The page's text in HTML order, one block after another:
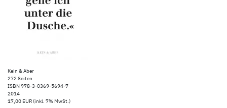
Kein & Aber
272 Seiten
ISBN 978-3-0369-5694-7
2014
17,00 EUR (inkl. 7% MwSt.)